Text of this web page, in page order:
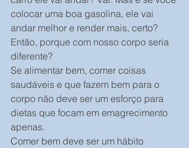
colocar uma boa gasolina, ele vai
andar melhor e render mais, certo?
Então, porque com nosso corpo seria
diferente?
Se alimentar bem, comer coisas
saudáveis e que fazem bem para o
corpo não deve ser um esforço para
dietas que focam em emagrecimento
apenas.
Comer bem deve ser um hábito